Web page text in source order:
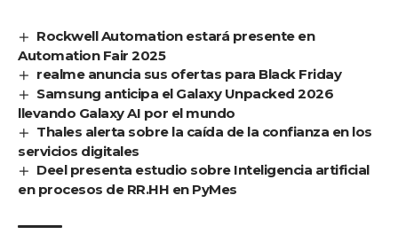
Rockwell Automation estará presente en
Automation Fair 2025
realme anuncia sus ofertas para Black Friday
Samsung anticipa el Galaxy Unpacked 2026
llevando Galaxy AI por el mundo
Thales alerta sobre la caída de la confianza en los
servicios digitales
Deel presenta estudio sobre Inteligencia artificial
en procesos de RR.HH en PyMes